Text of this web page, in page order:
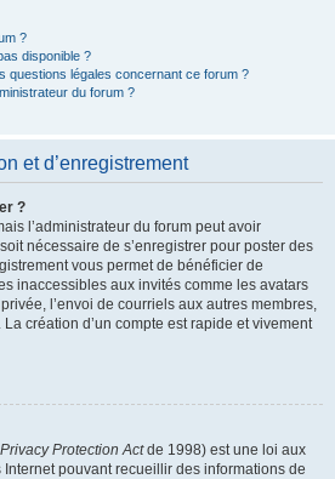
?
disponible ?
questions légales concernant ce forum ?
du forum ?
et d’enregistrement
?
l’administrateur du forum peut avoir
nécessaire de s’enregistrer pour poster des
vous permet de bénéficier de
inaccessibles aux invités comme les avatars
l’envoi de courriels aux autres membres,
La création d’un compte est rapide et vivement
Protection Actde 1998) est une loi aux
pouvant recueillir des informations de